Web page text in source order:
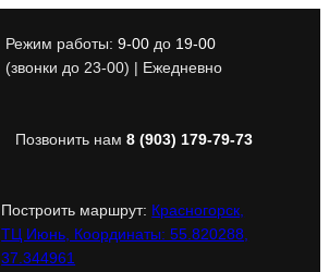
Режим работы: 9-00до 19-00
(звонки до 23-00) | Ежедневно
Позвонить нам 8 (903) 179-79-73
Построить маршрут: Красногорск,
ТЦ Июнь, Координаты: 55.820288,
37.344961